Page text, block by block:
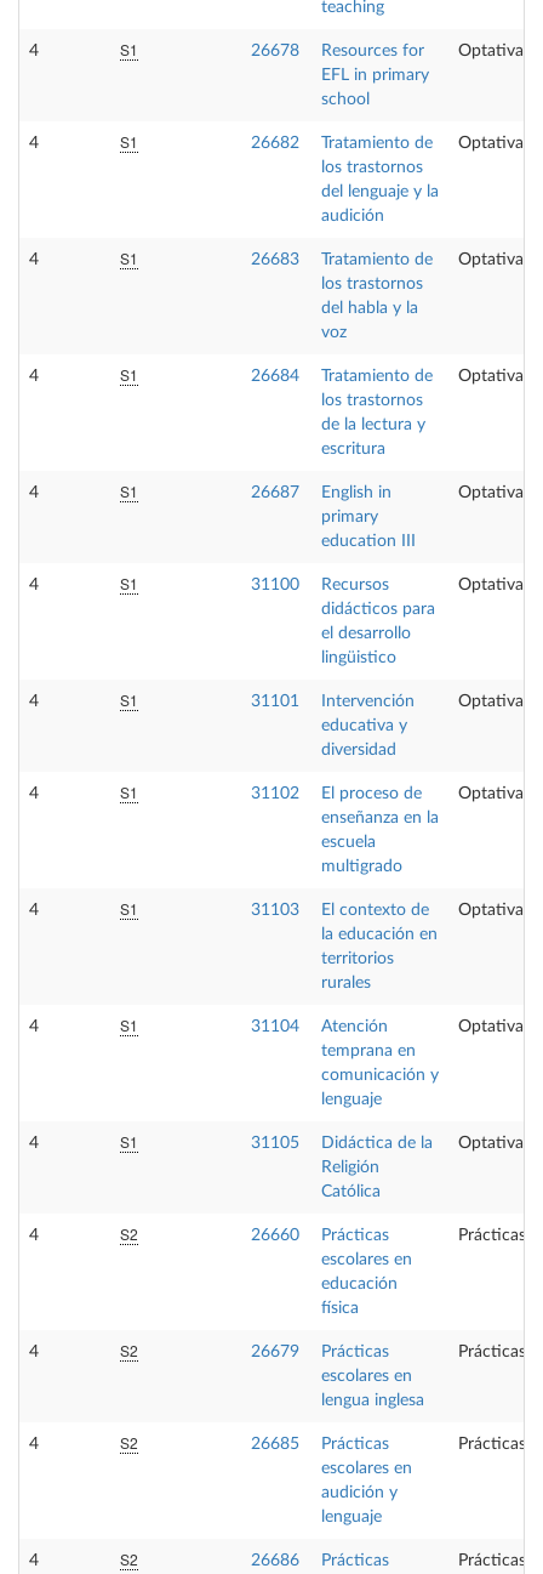
teaching
4 S1 26678
Resources for
EFL in primary
school
Optativa
4 S1 26682
Tratamiento de
los trastornos
del lenguaje y la
audición
Optativa
4 S1 26683
Tratamiento de
los trastornos
del habla y la
voz
Optativa
4 S1 26684
Tratamiento de
los trastornos
de la lectura y
escritura
Optativa
4 S1 26687
English in
primary
education III
Optativa
4 S1 31100
Recursos
didácticos para
el desarrollo
lingüistico
Optativa
4 S1 31101
Intervención
educativa y
diversidad
Optativa
4 S1 31102
El proceso de
enseñanza en la
escuela
multigrado
Optativa
4 S1 31103
El contexto de
la educación en
territorios
rurales
Optativa
4 S1 31104
Atención
temprana en
comunicación y
lenguaje
Optativa
4 S1 31105
Didáctica de la
Religión
Católica
Optativa
4 S2 26660
Prácticas
escolares en
educación
física
Prácticas
4 S2 26679
Prácticas
escolares en
lengua inglesa
Prácticas
4 S2 26685
Prácticas
escolares en
audición y
lenguaje
Prácticas
4 S2 26686
Prácticas
Prácticas